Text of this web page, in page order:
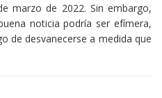
marzo de 2022. Sin embargo,
noticia podría ser efímera,
de desvanecerse a medida que